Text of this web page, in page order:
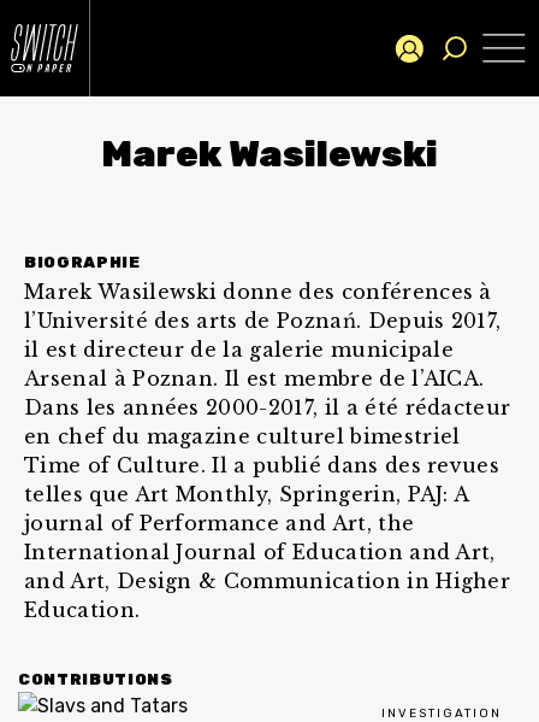
Marek Wasilewski
BIOGRAPHIE
Marek Wasilewski donne des conférences à
l’Université des arts de Poznań. Depuis 2017,
il est directeur de la galerie municipale
Arsenal à Poznan. Il est membre de l’AICA.
Dans les années 2000-2017, il a été rédacteur
en chef du magazine culturel bimestriel
Time of Culture. Il a publié dans des revues
telles que Art Monthly, Springerin, PAJ: A
journal of Performance and Art, the
International Journal of Education and Art,
and Art, Design & Communication in Higher
Education.
CONTRIBUTIONS
INVESTIGATION